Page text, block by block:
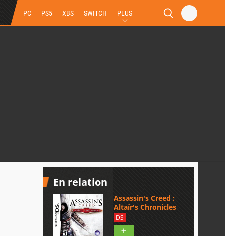
PC PS5 XBS SWITCH PLUS
En relation
Assassin's Creed :
Altaïr's Chronicles
DS